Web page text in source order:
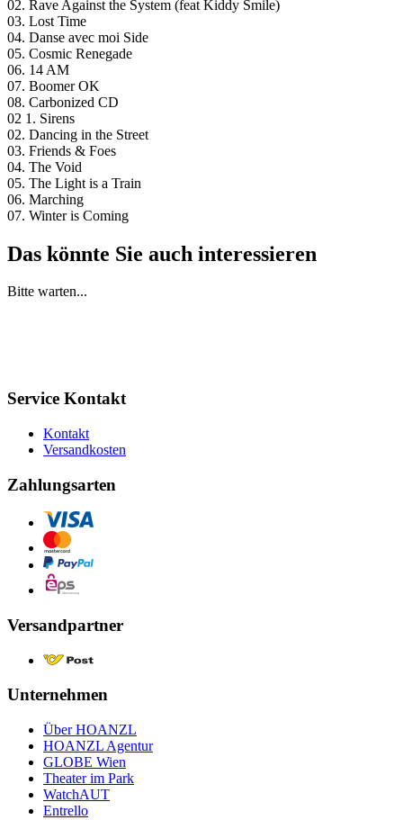
02. Rave Against the System (feat Kiddy Smile)
03. Lost Time
04. Danse avec moi Side
05. Cosmic Renegade
06. 14 AM
07. Boomer OK
08. Carbonized CD
02 1. Sirens
02. Dancing in the Street
03. Friends & Foes
04. The Void
05. The Light is a Train
06. Marching
07. Winter is Coming
Das könnte Sie auch interessieren
Bitte warten...
Service Kontakt
Kontakt
Versandkosten
Zahlungsarten
Versandpartner
Unternehmen
Über HOANZL
HOANZL Agentur
GLOBE Wien
Theater im Park
WatchAUT
Entrello